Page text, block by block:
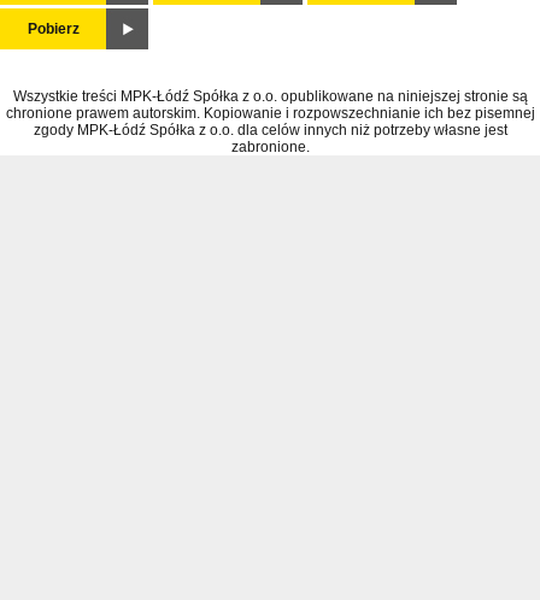
Pobierz
Wszystkie treści MPK-Łódź Spółka z o.o. opublikowane na niniejszej stronie są
chronione prawem autorskim. Kopiowanie i rozpowszechnianie ich bez pisemnej
zgody MPK-Łódź Spółka z o.o. dla celów innych niż potrzeby własne jest
zabronione.